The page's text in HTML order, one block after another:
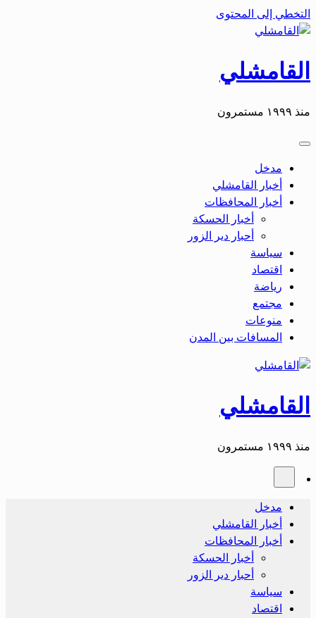
التخطي إلى المحتوى
القامشلي
منذ ١٩٩٩ مستمرون
مدخل
أخبار القامشلي
أخبار المحافظات
أخبار الحسكة
أحبار دير الزور
سياسة
اقتصاد
رياضة
مجتمع
منوعات
المسافات بين المدن
القامشلي
منذ ١٩٩٩ مستمرون
مدخل
أخبار القامشلي
أخبار المحافظات
أخبار الحسكة
أحبار دير الزور
سياسة
اقتصاد